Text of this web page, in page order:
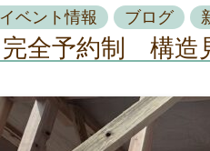
イベント情報 ブログ
完全予約制 構